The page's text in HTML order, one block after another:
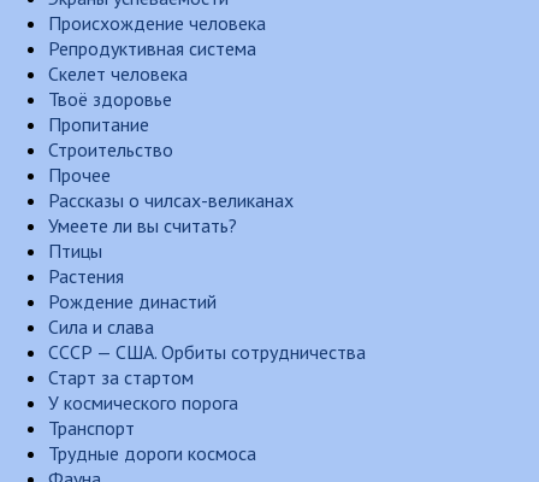
Происхождение человека
Репродуктивная система
Скелет человека
Твоё здоровье
Пропитание
Строительство
Прочее
Рассказы о чилсах-великанах
Умеете ли вы считать?
Птицы
Растения
Рождение династий
Сила и слава
СССР — США. Орбиты сотрудничества
Старт за стартом
У космического порога
Транспорт
Трудные дороги космоса